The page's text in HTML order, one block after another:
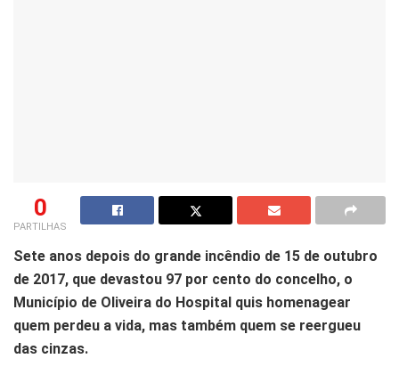
0
PARTILHAS
Sete anos depois do grande incêndio de 15 de outubro
de 2017, que devastou 97 por cento do concelho, o
Município de Oliveira do Hospital quis homenagear
quem perdeu a vida, mas também quem se reergueu
das cinzas.